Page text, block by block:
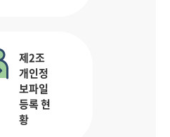
제2조
개인정
보파일
등록 현
황